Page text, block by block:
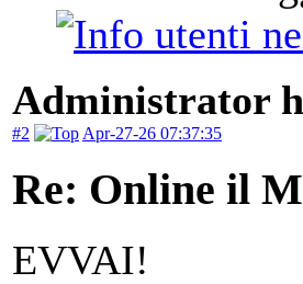
Administrator
#2 Apr-27-26 07:37:35
Re: Online il
EVVAI!